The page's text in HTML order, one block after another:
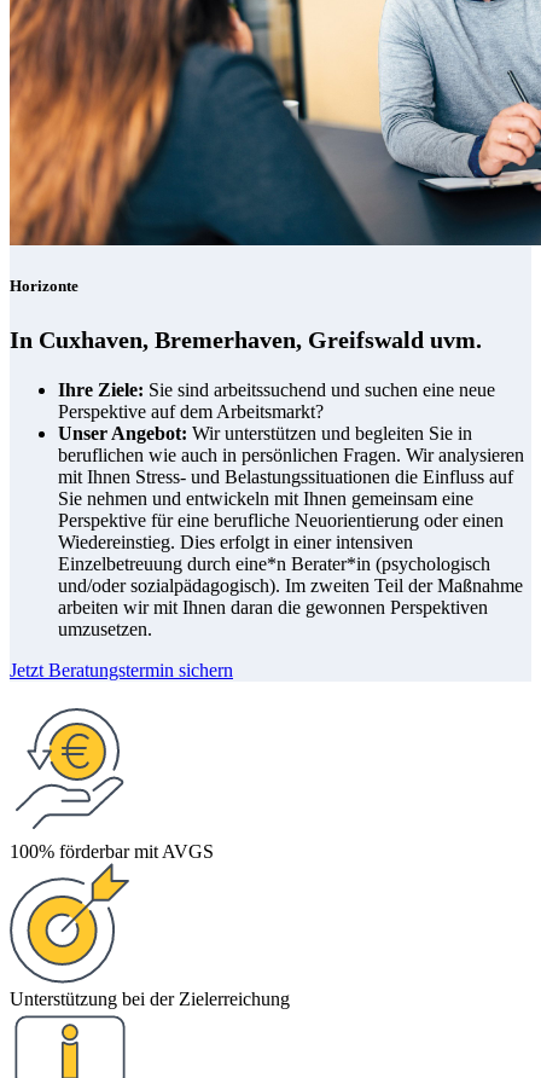
Horizonte
In Cuxhaven, Bremerhaven, Greifswald uvm.
Ihre Ziele: Sie sind arbeitssuchend und suchen eine neue
Perspektive auf dem Arbeitsmarkt?
Unser Angebot: Wir unterstützen und begleiten Sie in
beruflichen wie auch in persönlichen Fragen. Wir analysieren
mit Ihnen Stress- und Belastungssituationen die Einfluss auf
Sie nehmen und entwickeln mit Ihnen gemeinsam eine
Perspektive für eine berufliche Neuorientierung oder einen
Wiedereinstieg. Dies erfolgt in einer intensiven
Einzelbetreuung durch eine*n Berater*in (psychologisch
und/oder sozialpädagogisch). Im zweiten Teil der Maßnahme
arbeiten wir mit Ihnen daran die gewonnen Perspektiven
umzusetzen.
Jetzt Beratungstermin sichern
100% förderbar mit AVGS
Unterstützung bei der Zielerreichung